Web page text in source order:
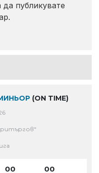
да публикувате
(ON TIME)
00 00